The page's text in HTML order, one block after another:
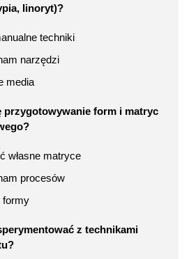
linoryt)?
techniki
narzędzi
media
przygotowywanie form i matryc
własne matryce
procesów
formy
z technikami